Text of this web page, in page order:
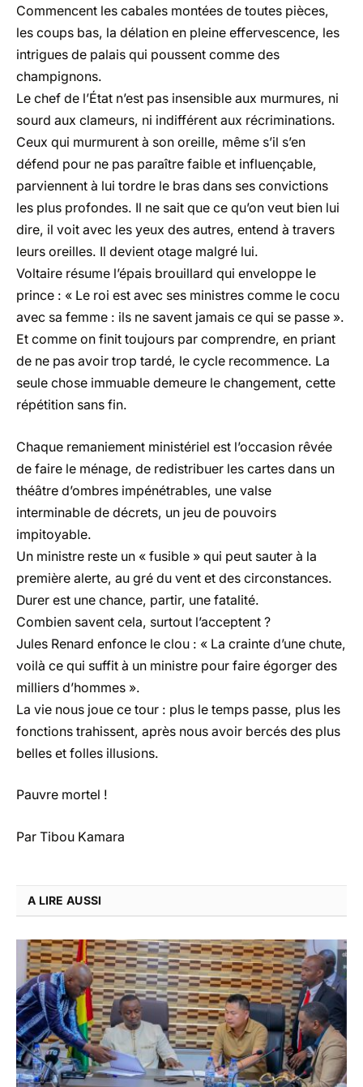
Commencent les cabales montées de toutes pièces,
les coups bas, la délation en pleine effervescence, les
intrigues de palais qui poussent comme des
champignons.
Le chef de l’État n’est pas insensible aux murmures, ni
sourd aux clameurs, ni indifférent aux récriminations.
Ceux qui murmurent à son oreille, même s’il s’en
défend pour ne pas paraître faible et influençable,
parviennent à lui tordre le bras dans ses convictions
les plus profondes. Il ne sait que ce qu’on veut bien lui
dire, il voit avec les yeux des autres, entend à travers
leurs oreilles. Il devient otage malgré lui.
Voltaire résume l’épais brouillard qui enveloppe le
prince : « Le roi est avec ses ministres comme le cocu
avec sa femme : ils ne savent jamais ce qui se passe ».
Et comme on finit toujours par comprendre, en priant
de ne pas avoir trop tardé, le cycle recommence. La
seule chose immuable demeure le changement, cette
répétition sans fin.
Chaque remaniement ministériel est l’occasion rêvée
de faire le ménage, de redistribuer les cartes dans un
théâtre d’ombres impénétrables, une valse
interminable de décrets, un jeu de pouvoirs
impitoyable.
Un ministre reste un « fusible » qui peut sauter à la
première alerte, au gré du vent et des circonstances.
Durer est une chance, partir, une fatalité.
Combien savent cela, surtout l’acceptent ?
Jules Renard enfonce le clou : « La crainte d’une chute,
voilà ce qui suffit à un ministre pour faire égorger des
milliers d’hommes ».
La vie nous joue ce tour : plus le temps passe, plus les
fonctions trahissent, après nous avoir bercés des plus
belles et folles illusions.
Pauvre mortel !
Par Tibou Kamara
A LIRE AUSSI